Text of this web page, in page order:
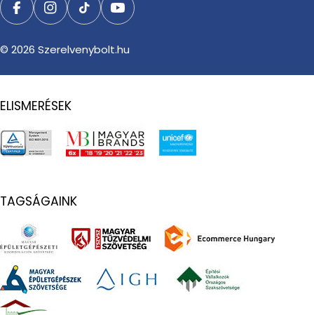
FacebookInstagram
TikTokYouTube
© 2026 Szerelvenybolt.hu
ELISMERÉSEK
TAGSÁGAINK